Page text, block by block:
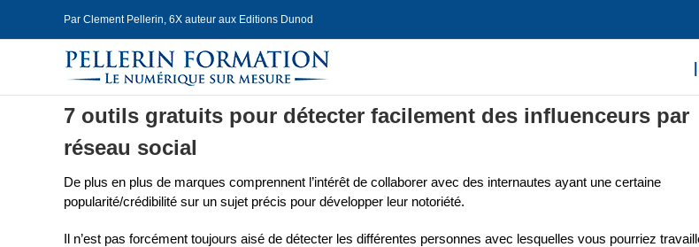
Par Clement Pellerin, 6X auteur aux Editions Dunod
7 outils gratuits pour détecter facilement des influenceurs par
réseau social
De plus en plus de marques comprennent l’intérêt de collaborer avec des internautes ayant une certaine
popularité/crédibilité sur un sujet précis pour développer leur notoriété.
Il n’est pas forcément toujours aisé de détecter les différentes personnes avec lesquelles vous pourriez